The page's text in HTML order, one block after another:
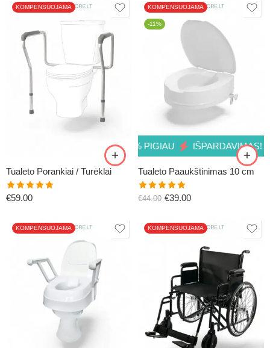
KOMPENSUOJAMA
Tualeto Porankiai / Turėklai
Įvertinimas:
€59.00
KOMPENSUOJAMA
-11%
IŠPARDAVIMAS! 11% PIGIAU IŠPARDAVIMAS! 11%
Tualeto Paaukštinimas 10 cm
Įvertinimas:
€44.00 €39.00
KOMPENSUOJAMA KOMPENSUOJAMA
51CM